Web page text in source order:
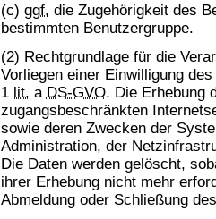
(c) ggf. die Zugehörigkeit des
bestimmten Benutzergruppe.
(2) Rechtgrundlage für die
Vorliegen einer Einwilligung
1 lit. a DS-GVO. Die Erhebung
zugangsbeschränkten
sowie deren Zwecken der
Administration, der
Die Daten werden gelöscht,
ihrer Erhebung nicht mehr
Abmeldung oder Schließung